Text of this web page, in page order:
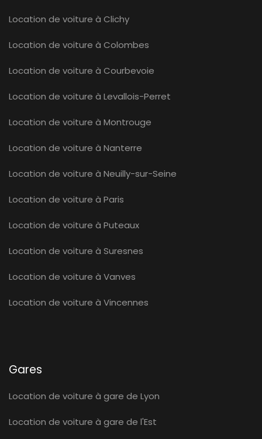
Location de voiture à Clichy
Location de voiture à Colombes
Location de voiture à Courbevoie
Location de voiture à Levallois-Perret
Location de voiture à Montrouge
Location de voiture à Nanterre
Location de voiture à Neuilly-sur-Seine
Location de voiture à Paris
Location de voiture à Puteaux
Location de voiture à Suresnes
Location de voiture à Vanves
Location de voiture à Vincennes
Gares
Location de voiture à gare de Lyon
Location de voiture à gare de l'Est